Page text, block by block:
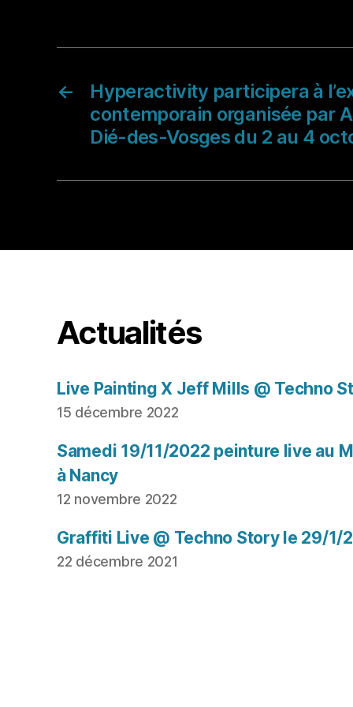
←
Hyperactivity participera à
contemporain organisée par
Dié-des-Vosges du 2 au 4
Actualités
Live Painting X Jeff Mills @ Techno
15 décembre 2022
Samedi 19/11/2022 peinture live au
à Nancy
12 novembre 2022
Graffiti Live @ Techno Story le 29/1/
22 décembre 2021